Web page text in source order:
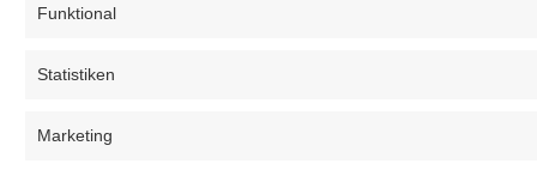
Funktional
Statistiken
Marketing